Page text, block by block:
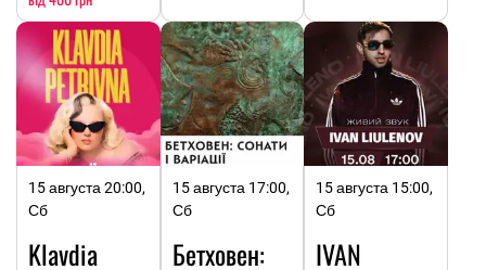
15 августа 20:00,
Сб
Klavdia
15 августа 17:00,
Сб
Бетховен:
15 августа 15:00,
Сб
IVAN